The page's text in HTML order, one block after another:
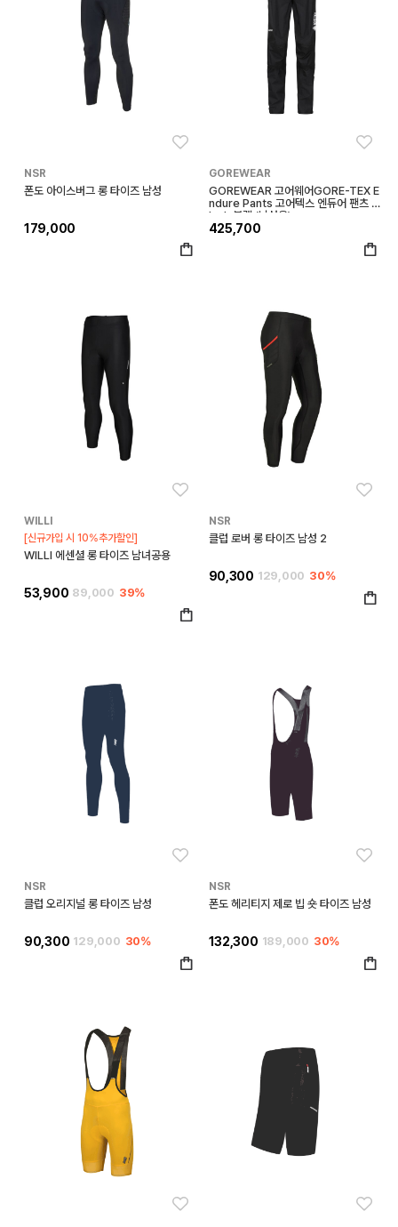
NSR
폰도 아이스버그 롱 타이즈 남성
179,000
GOREWEAR
GOREWEAR 고어웨어GORE-TEX E
ndure Pants 고어텍스 엔듀어 팬츠 B
lack 블랙 (남성용)
425,700
WILLI
[신규가입 시 10%추가할인]
WILLI 에센셜 롱 타이즈 남녀공용
53,900 89,000 39%
NSR
클럽 로버 롱 타이즈 남성 2
90,300 129,000 30%
NSR
클럽 오리지널 롱 타이즈 남성
90,300 129,000 30%
NSR
폰도 헤리티지 제로 빕 숏 타이즈 남성
132,300 189,000 30%